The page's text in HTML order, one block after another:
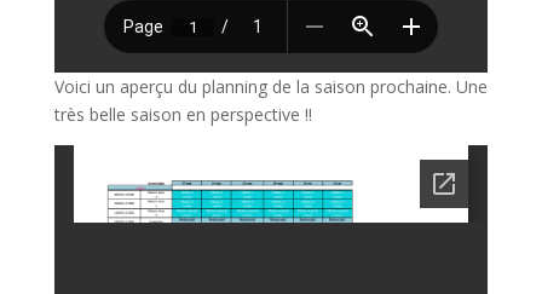
Voici un aperçu du planning de la saison prochaine. Une
très belle saison en perspective !!